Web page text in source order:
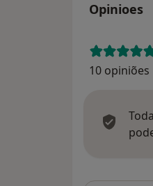
Opinioes
10 opiniões